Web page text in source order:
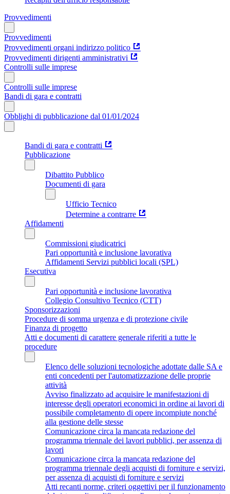
Provvedimenti
Provvedimenti
Provvedimenti organi indirizzo politico
Provvedimenti dirigenti amministrativi
Controlli sulle imprese
Controlli sulle imprese
Bandi di gara e contratti
Obblighi di pubblicazione dal 01/01/2024
Bandi di gara e contratti
Pubblicazione
Dibattito Pubblico
Documenti di gara
Ufficio Tecnico
Determine a contrarre
Affidamenti
Commissioni giudicatrici
Pari opportunità e inclusione lavorativa
Affidamenti Servizi pubblici locali (SPL)
Esecutiva
Pari opportunità e inclusione lavorativa
Collegio Consultivo Tecnico (CTT)
Sponsorizzazioni
Procedure di somma urgenza e di protezione civile
Finanza di progetto
Atti e documenti di carattere generale riferiti a tutte le
procedure
Elenco delle soluzioni tecnologiche adottate dalle SA e
enti concedenti per l'automatizzazione delle proprie
attività
Avviso finalizzato ad acquisire le manifestazioni di
interesse degli operatori economici in ordine ai lavori di
possibile completamento di opere incompiute nonché
alla gestione delle stesse
Comunicazione circa la mancata redazione del
programma triennale dei lavori pubblici, per assenza di
lavori
Comunicazione circa la mancata redazione del
programma triennale degli acquisti di forniture e servizi,
per assenza di acquisti di forniture e servizi
Atti recanti norme, criteri oggettivi per il funzionamento